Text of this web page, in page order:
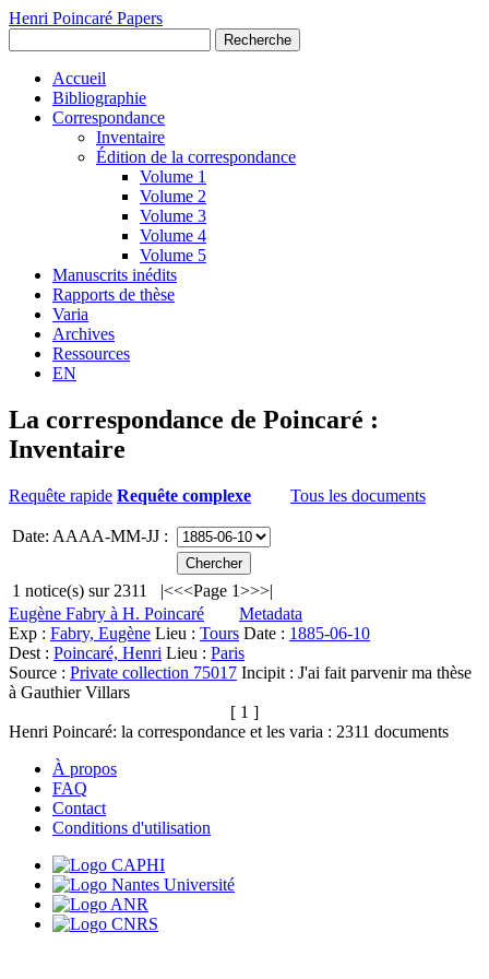
Henri Poincaré Papers
Recherche
Accueil
Bibliographie
Correspondance
Inventaire
Édition de la correspondance
Volume 1
Volume 2
Volume 3
Volume 4
Volume 5
Manuscrits inédits
Rapports de thèse
Varia
Archives
Ressources
EN
La correspondance de Poincaré :
Inventaire
Requête rapide Requête complexe Tous les documents
Date: AAAA-MM-JJ :
1 notice(s) sur 2311 |<<<Page 1>>>|
Eugène Fabry à H. Poincaré
Metadata
Exp : Fabry, Eugène Lieu : Tours Date : 1885-06-10
Dest : Poincaré, Henri Lieu : Paris
Source : Private collection 75017 Incipit : J'ai fait parvenir ma thèse
à Gauthier Villars
[ 1 ]
Henri Poincaré: la correspondance et les varia : 2311 documents
À propos
FAQ
Contact
Conditions d'utilisation